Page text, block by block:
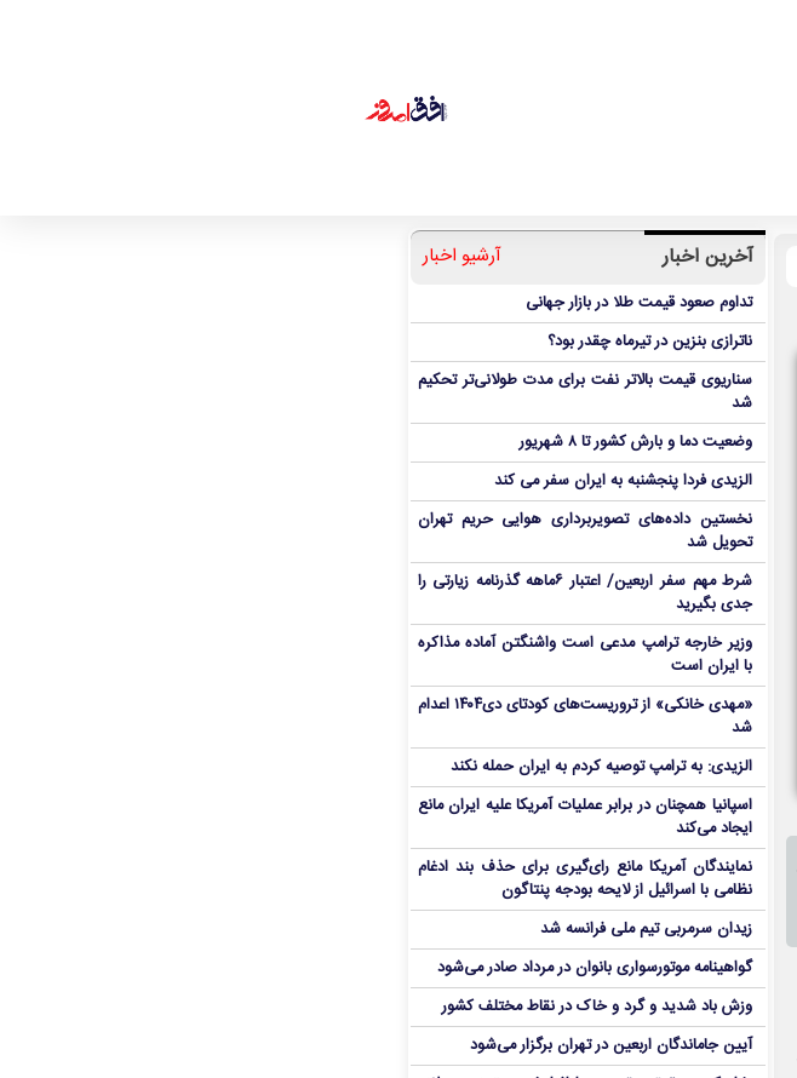
آخرین اخبار آرشیو اخبار
تداوم صعود قیمت طلا در بازار جهانی
ناترازی بنزین در تیرماه چقدر بود؟
سناریوی قیمت بالاتر نفت برای مدت طولانی‌تر تحکیم
شد
وضعیت دما و بارش کشور تا ۸ شهریور
الزیدی فردا پنجشنبه به ایران سفر می کند
نخستین داده‌های تصویربرداری هوایی حریم تهران
تحویل شد
شرط مهم سفر اربعین/ اعتبار ۶ماهه گذرنامه زیارتی را
جدی بگیرید
وزیر خارجه ترامپ مدعی است واشنگتن آماده مذاکره
با ایران است
«مهدی خانکی» از تروریست‌های کودتای دی۱۴۰۴ اعدام
شد
الزیدی: به ترامپ توصیه کردم به ایران حمله نکند
اسپانیا همچنان در برابر عملیات آمریکا علیه ایران مانع
ایجاد می‌کند
نمایندگان آمریکا مانع رای‌گیری برای حذف بند ادغام
نظامی با اسرائیل از لایحه بودجه پنتاگون
زیدان سرمربی تیم ملی فرانسه شد
گواهینامه موتورسواری بانوان در مرداد صادر می‌شود
وزش باد شدید و گرد و خاک در نقاط مختلف کشور
آیین جاماندگان اربعین در تهران برگزار می‌شود